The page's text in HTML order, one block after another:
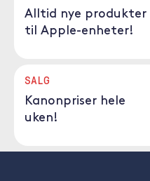
Alltid nye produkter
til Apple-enheter!
SALG
Kanonpriser hele
uken!